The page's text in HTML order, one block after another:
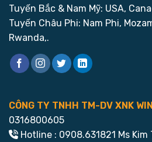
Tuyến Bắc & Nam Mỹ: USA,
Tuyến Châu Phi: Nam Phi,
Rwanda,.
CÔNG TY TNHH TM-DV XNK
0316800605
Hotline : 0908.631821 Ms Kim